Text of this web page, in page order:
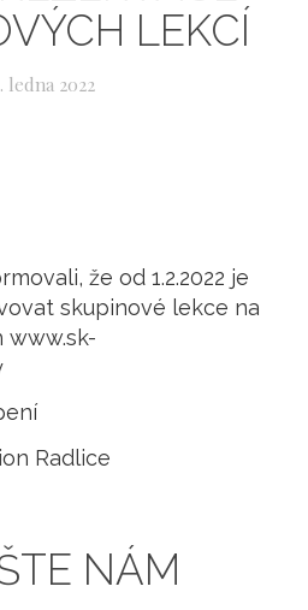
LEKCÍ
ledna 2022
že od 1.2.2022 je
skupinové lekce na
www.sk-
Radlice
NÁM